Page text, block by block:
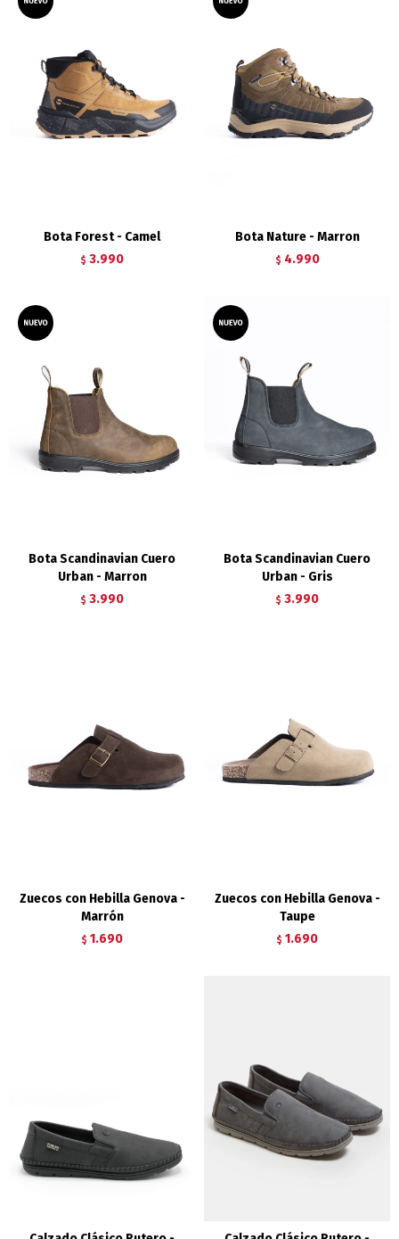
Bota Forest - Camel
$ 3.990
Bota Nature - Marron
$ 4.990
Bota Scandinavian Cuero
Urban - Marron
$ 3.990
Bota Scandinavian Cuero
Urban - Gris
$ 3.990
Zuecos con Hebilla Genova -
Marrón
$ 1.690
Zuecos con Hebilla Genova -
Taupe
$ 1.690